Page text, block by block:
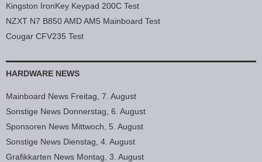
Kingston IronKey Keypad 200C Test
NZXT N7 B850 AMD AM5 Mainboard Test
Cougar CFV235 Test
HARDWARE NEWS
Mainboard News Freitag, 7. August
Sonstige News Donnerstag, 6. August
Sponsoren News Mittwoch, 5. August
Sonstige News Dienstag, 4. August
Grafikkarten News Montag, 3. August